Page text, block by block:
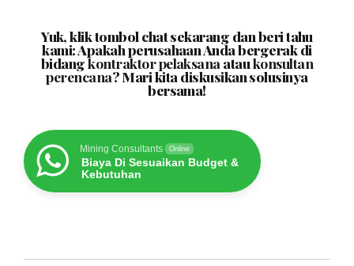
Yuk, klik tombol chat sekarang dan beri tahu
kami: Apakah perusahaan Anda bergerak di
bidangkontraktor pelaksana ataukonsultan
perencana? Mari kita diskusikan solusinya
bersama!
Mining Consultants Online
Biaya Di Sesuaikan Budget &
Kebutuhan